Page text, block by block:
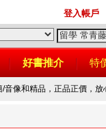
登入帳戶
好書推介 特
/音像和精品，正品正價，